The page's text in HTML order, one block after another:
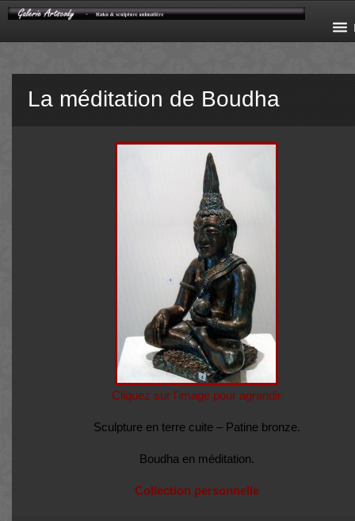
La méditation de Boudha
Cliquez sur l’image pour agrandir
Sculpture en terre cuite – Patine bronze.
Boudha en méditation.
Collection personnelle